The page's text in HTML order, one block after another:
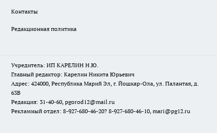
Контакты
Редакционная политика
Учредитель: ИП КАРЕЛИН Н.Ю.
Главный редактор: Карелин Никита Юрьевич
Адрес: 424000, Республика Марий Эл, г. Йошкар-Ола, ул. Палантая, д.
63В
Редакция: 31-40-60, pgorod12@mail.ru
Рекламный отдел: 8-927-680-46-20? 8-927-680-46-10, mari@pg12.ru